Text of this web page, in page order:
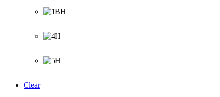
Clear